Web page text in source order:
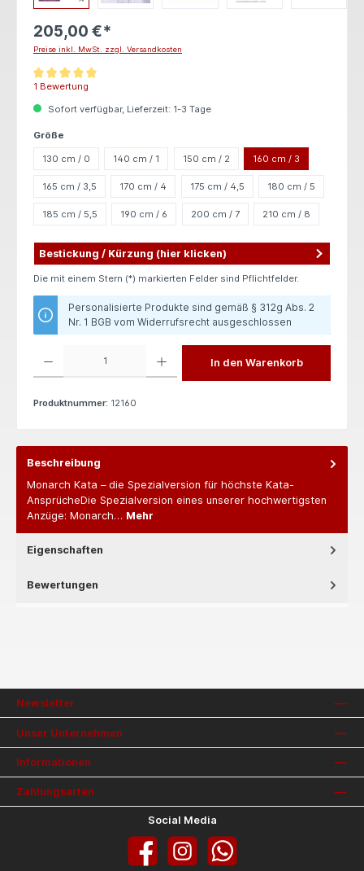
205,00 €*
Preise inkl. MwSt. zzgl. Versandkosten
Durchschnittliche Bewertung von 5 von 5 Sternen
1 Bewertung
Sofort verfügbar, Lieferzeit: 1-3 Tage
Größe
130 cm / 0 140 cm / 1 150 cm / 2 160 cm / 3
165 cm / 3,5 170 cm / 4 175 cm / 4,5 180 cm / 5
185 cm / 5,5 190 cm / 6 200 cm / 7 210 cm / 8
Bestickung / Kürzung (hier klicken)
Die mit einem Stern (*) markierten Felder sind Pflichtfelder.
Personalisierte Produkte sind gemäß § 312g Abs. 2
Nr. 1 BGB vom Widerrufsrecht ausgeschlossen
In den Warenkorb
Produktnummer: 12160
Beschreibung
Monarch Kata – die Spezialversion für höchste Kata-
AnsprücheDie Spezialversion eines unserer hochwertigsten
Anzüge: Monarch… Mehr
Eigenschaften
Bewertungen
Newsletter
Unser Unternehmen
Informationen
Zahlungsarten
Social Media
Facebook InstagramWhatsApp